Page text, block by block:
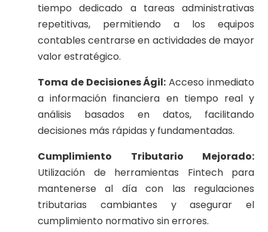
tiempo dedicado a tareas administrativas
repetitivas, permitiendo a los equipos
contables centrarse en actividades de mayor
valor estratégico.
Toma de Decisiones Ágil: Acceso inmediato
a información financiera en tiempo real y
análisis basados en datos, facilitando
decisiones más rápidas y fundamentadas.
Cumplimiento Tributario Mejorado:
Utilización de herramientas Fintech para
mantenerse al día con las regulaciones
tributarias cambiantes y asegurar el
cumplimiento normativo sin errores.